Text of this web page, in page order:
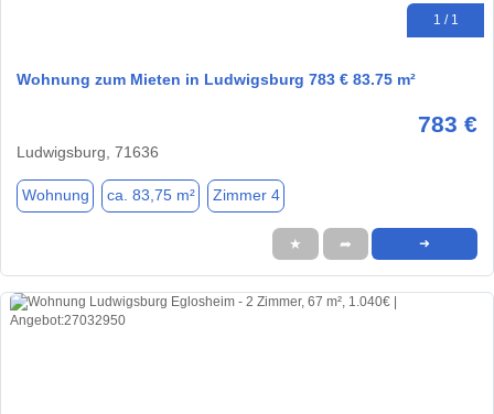
1 / 1
Wohnung zum Mieten in Ludwigsburg 783 € 83.75 m²
783 €
Ludwigsburg, 71636
Wohnung ca. 83,75 m² Zimmer 4
★ ➦ ➜